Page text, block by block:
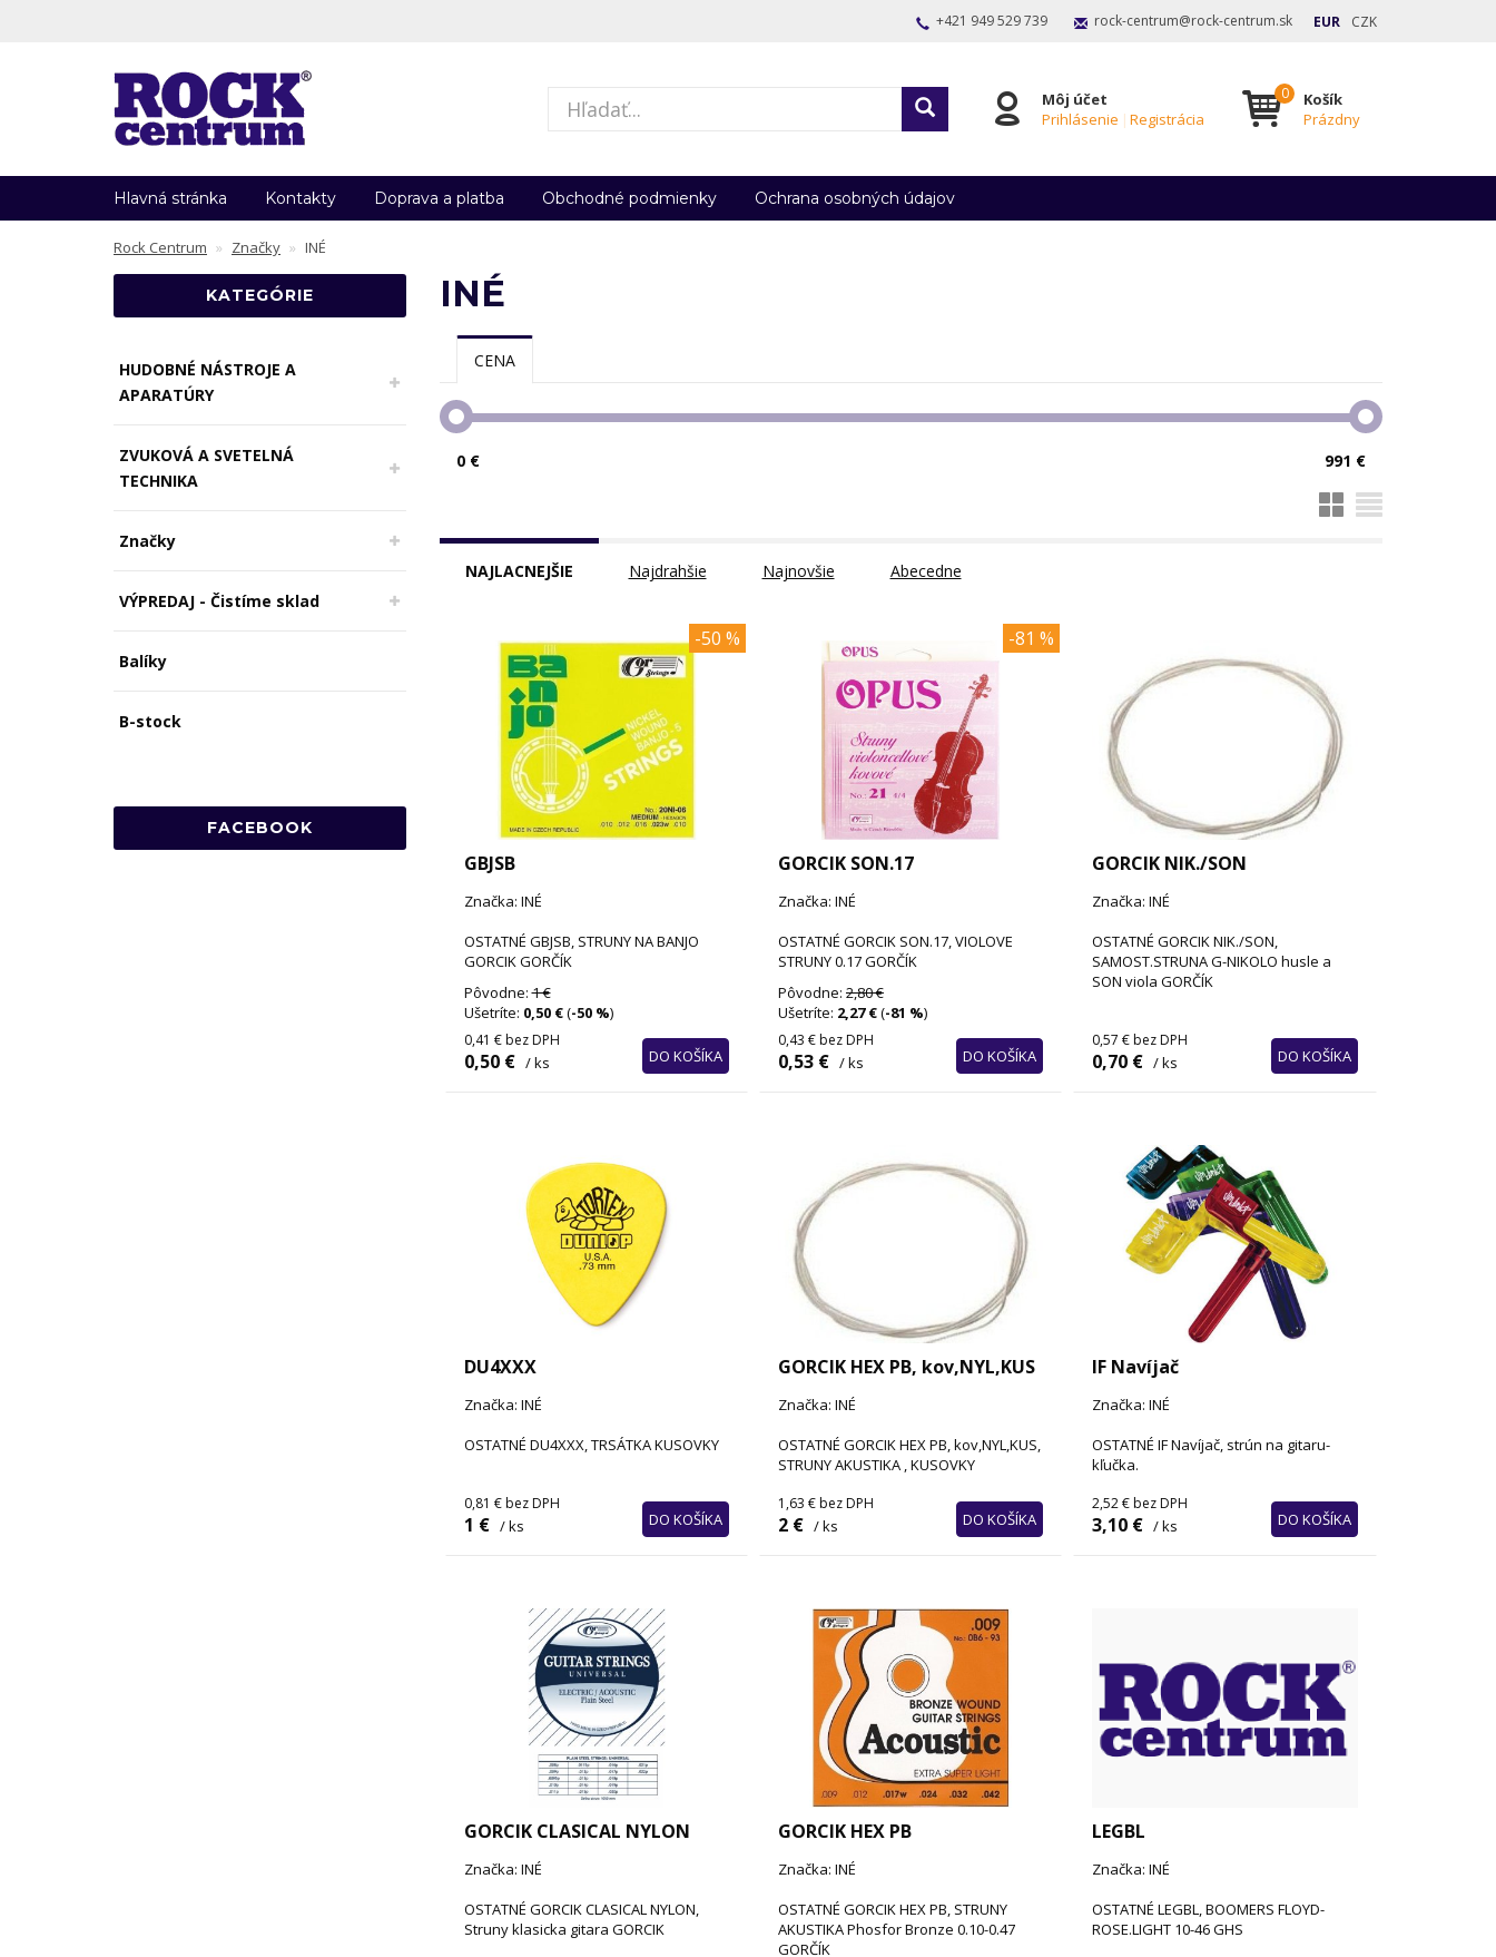
+421 949 529 739 rock-centrum@rock-centrum.sk EUR CZK
Môj účet
Prihlásenie | Registrácia
Košík
Prázdny
Hlavná stránka Kontakty Doprava a platba Obchodné podmienky Ochrana osobných údajov
Rock Centrum Značky INÉ
KATEGÓRIE
HUDOBNÉ NÁSTROJE A
APARATÚRY
ZVUKOVÁ A SVETELNÁ
TECHNIKA
Značky
VÝPREDAJ - Čistíme sklad
Balíky
B-stock
FACEBOOK
INÉ
CENA
0 € 991 €
NAJLACNEJŠIE Najdrahšie Najnovšie Abecedne
-50 %
GBJSB
Značka: INÉ
OSTATNÉ GBJSB, STRUNY NA BANJO
GORCIK GORČÍK
Pôvodne:1 €
Ušetríte: 0,50 €(-50 %)
0,41 € bez DPH
0,50 € / ks DO KOŠÍKA
-81 %
GORCIK SON.17
Značka: INÉ
OSTATNÉ GORCIK SON.17, VIOLOVE
STRUNY 0.17 GORČÍK
Pôvodne: 2,80 €
Ušetríte: 2,27 €(-81 %)
0,43 € bez DPH
0,53 € / ks DO KOŠÍKA
GORCIK NIK./SON
Značka: INÉ
OSTATNÉ GORCIK NIK./SON,
SAMOST.STRUNA G-NIKOLO husle a
SON viola GORČÍK
0,57 € bez DPH
0,70 € / ks DO KOŠÍKA
DU4XXX
Značka: INÉ
OSTATNÉ DU4XXX, TRSÁTKA KUSOVKY
0,81 € bez DPH
1 € / ks DO KOŠÍKA
GORCIK HEX PB, kov,NYL,KUS
Značka: INÉ
OSTATNÉ GORCIK HEX PB, kov,NYL,KUS,
STRUNY AKUSTIKA , KUSOVKY
1,63 € bez DPH
2 € / ks DO KOŠÍKA
IF Navíjač
Značka: INÉ
OSTATNÉ IF Navíjač, strún na gitaru-
kľučka.
2,52 € bez DPH
3,10 € / ks DO KOŠÍKA
GORCIK CLASICAL NYLON
Značka: INÉ
OSTATNÉ GORCIK CLASICAL NYLON,
Struny klasicka gitara GORCIK
GORCIK HEX PB
Značka: INÉ
OSTATNÉ GORCIK HEX PB, STRUNY
AKUSTIKA Phosfor Bronze 0.10-0.47
GORČÍK
LEGBL
Značka: INÉ
OSTATNÉ LEGBL, BOOMERS FLOYD-
ROSE.LIGHT 10-46 GHS